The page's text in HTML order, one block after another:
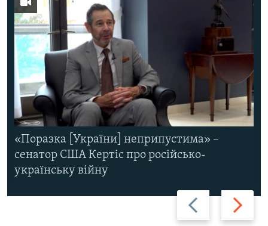
Назад Вперед
«Поразка [України] неприпустима» –
сенатор США Кертіс про російсько-
українську війну